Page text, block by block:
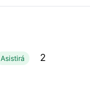
Asistirá 2